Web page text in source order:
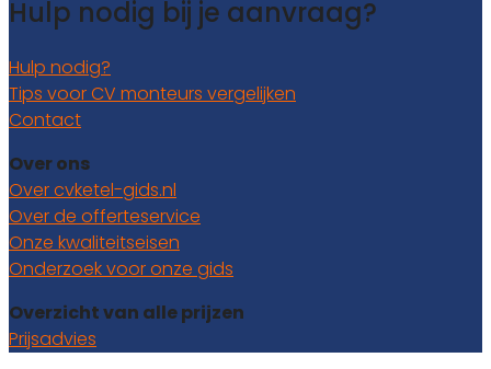
Hulp nodig bij je aanvraag?
Hulp nodig?
Tips voor CV monteurs vergelijken
Contact
Over ons
Over cvketel-gids.nl
Over de offerteservice
Onze kwaliteitseisen
Onderzoek voor onze gids
Overzicht van alle prijzen
Prijsadvies